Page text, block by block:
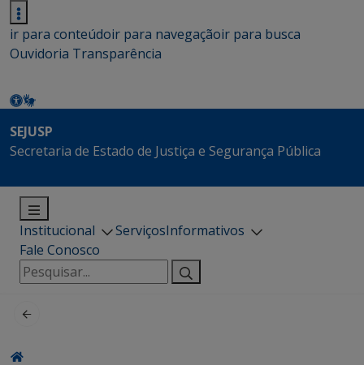
ir para conteúdoir para navegaçãoir para busca
Ouvidoria Transparência
SEJUSP
Secretaria de Estado de Justiça e Segurança Pública
Institucional ServiçosInformativos
Fale Conosco
Pesquisar
por: